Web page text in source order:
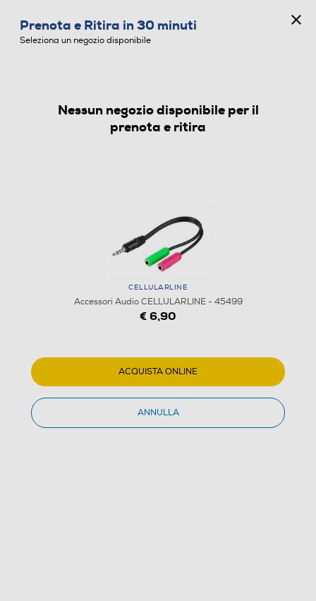
ACCESSORI AUDIO
1/1
Dettagli Prodotto Confronta
Prenota e Ritira in 30 minuti
Seleziona un negozio disponibile
Nessun negozio disponibile per il
prenota e ritira
CELLULARLINE
Accessori Audio CELLULARLINE - 45499
€ 6,90
ACQUISTA ONLINE
ANNULLA